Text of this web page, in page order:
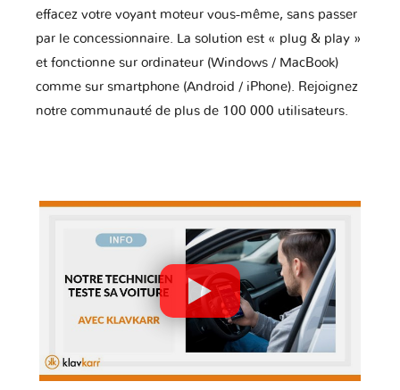
effacez votre voyant moteur vous-même, sans passer
par le concessionnaire. La solution est « plug & play »
et fonctionne sur ordinateur (Windows / MacBook)
comme sur smartphone (Android / iPhone). Rejoignez
notre communauté de plus de 100 000 utilisateurs.